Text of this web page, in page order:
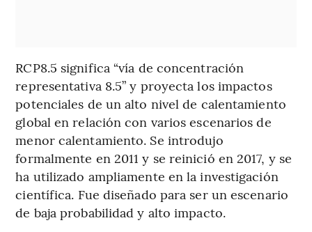
RCP8.5 significa “vía de concentración
representativa 8.5” y proyecta los impactos
potenciales de un alto nivel de calentamiento
global en relación con varios escenarios de
menor calentamiento. Se introdujo
formalmente en 2011 y se reinició en 2017, y se
ha utilizado ampliamente en la investigación
científica. Fue diseñado para ser un escenario
de baja probabilidad y alto impacto.